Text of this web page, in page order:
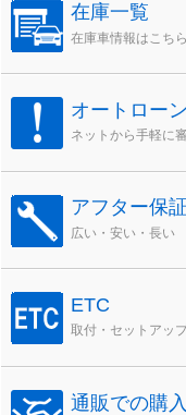
在庫一覧
在庫車情報はこちら
オートロー
ネットから手軽に
アフター保証
広い・安い・長い
ETC
取付・セットアッ
通販での購